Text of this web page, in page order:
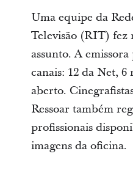
Uma equipe da
Televisão (RIT) fez
assunto. A
canais: 12 da Net, 6
aberto.
Ressoar também
profissionais
imagens da oficina.